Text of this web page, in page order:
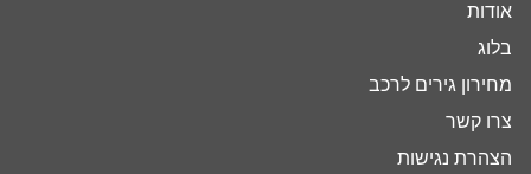
אודות
בלוג
מחירון גירים לרכב
צרו קשר
הצהרת נגישות